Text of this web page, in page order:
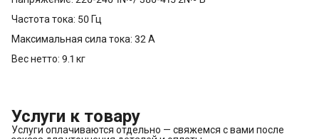
Частота тока: 50 Гц
Максимальная сила тока: 32 А
Вес нетто: 9.1 кг
Услуги к товару
Услуги оплачиваются отдельно — свяжемся с вами после